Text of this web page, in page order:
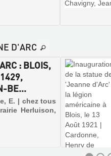
D'ARC
: BLOIS,
BE...
E. | chez tous
Herluison,